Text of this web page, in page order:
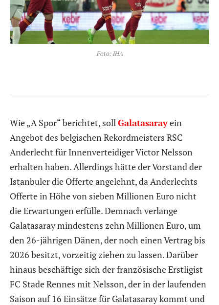
Foto: IHA
Wie „A Spor“ berichtet, soll Galatasarayein
Angebot des belgischen Rekordmeisters RSC
Anderlecht für Innenverteidiger Victor Nelsson
erhalten haben. Allerdings hätte der Vorstand der
Istanbuler die Offerte angelehnt, da Anderlechts
Offerte in Höhe von sieben Millionen Euro nicht
die Erwartungen erfülle. Demnach verlange
Galatasaray mindestens zehn Millionen Euro, um
den 26-jährigen Dänen, der noch einen Vertrag bis
2026 besitzt, vorzeitig ziehen zu lassen. Darüber
hinaus beschäftige sich der französische Erstligist
FC Stade Rennes mit Nelsson, der in der laufenden
Saison auf 16 Einsätze für Galatasaray kommt und